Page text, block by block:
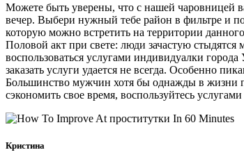
Можете быть уверены, что с нашей чаровницей
вечер. Выбери нужный тебе район в фильтре и
которую можно встретить на территории
Половой акт при свете: люди зачастую
воспользоваться услугами индивидуалки
заказать услуги удается не всегда. Особенно
Большинство мужчин хотя бы однажды в жизни
сэкономить свое время, воспользуйтесь
Кристина